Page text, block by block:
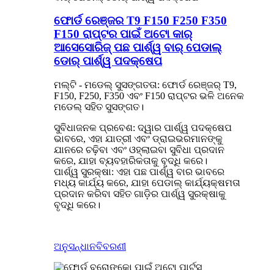
ଫୋର୍ଡ ରେଞ୍ଜର T9 F150 F250 F350
F150 ରାପ୍ଟର ପାଇଁ ଅଟୋ କାର୍
ଆସେସୋରିଜ୍ ପଛ ପାର୍ଶ୍ୱ ବାର୍ ପେଡାଲ୍
ଡୋର୍ ପାର୍ଶ୍ୱ ପଦକ୍ଷେପ
ମଲ୍ଟି - ମଡେଲ୍ ସୁସଙ୍ଗତତା: ଫୋର୍ଡ ରେଞ୍ଜର୍ T9,
F150, F250, F350 ଏବଂ F150 ରାପ୍ଟର ଭଳି ଅନେକ
ମଡେଲ୍ ସହିତ ସୁସଙ୍ଗତ।
ସୁବିଧାଜନକ ପ୍ରବେଶ: ଦ୍ୱାର ପାର୍ଶ୍ୱ ପଦକ୍ଷେପ
ଭାବରେ, ଏହା ଯାତ୍ରୀ ଏବଂ ଡ୍ରାଇଭରମାନଙ୍କୁ
ଯାନରେ ଚଢ଼ିବା ଏବଂ ଓହ୍ଲାଇବା ସୁବିଧା ପ୍ରଦାନ
କରେ, ଯାହା ବ୍ୟବହାରିକତାକୁ ବୃଦ୍ଧି କରେ।
ପାର୍ଶ୍ୱ ସୁରକ୍ଷା: ଏହା ପଛ ପାର୍ଶ୍ୱ ବାର ଭାବରେ
ମଧ୍ୟ କାର୍ଯ୍ୟ କରେ, ଯାହା ପେଡାଲ୍ କାର୍ଯ୍ୟକ୍ଷମତା
ପ୍ରଦାନ କରିବା ସହିତ ଗାଡ଼ିର ପାର୍ଶ୍ୱ ସୁରକ୍ଷାକୁ
ବୃଦ୍ଧି କରେ।
ଅନୁସନ୍ଧାନବିବରଣୀ